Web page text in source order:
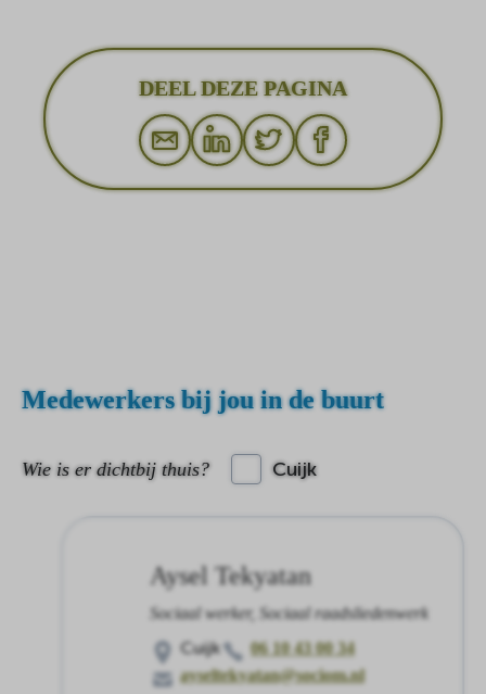
DEEL DEZE PAGINA
Medewerkers bij jou in de buurt
Wie is er dichtbij thuis? Cuijk
Aysel Tekyatan
Sociaal werker, Sociaal raadsliedenwerk
Cuijk
06 10 43 00 34
ayseltekyatan@sociom.nl